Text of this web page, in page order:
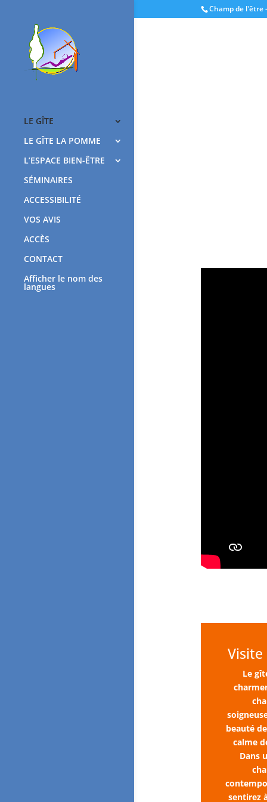
Changer la taille de la police
Champ de l'être
LE GÎTE
LE GÎTE LA POMME
L’ESPACE BIEN-ÊTRE
SÉMINAIRES
ACCESSIBILITÉ
VOS AVIS
ACCÈS
CONTACT
Afficher le nom des
langues
Visite
Le
beauté
calme
Dans
sentirez